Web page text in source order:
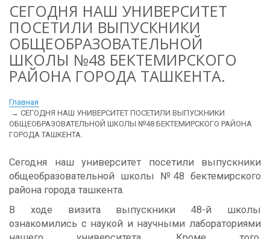
СЕГОДНЯ НАШ УНИВЕРСИТЕТ
ПОСЕТИЛИ ВЫПУСКНИКИ
ОБЩЕОБРАЗОВАТЕЛЬНОЙ
ШКОЛЫ №48 БЕКТЕМИРСКОГО
РАЙОНА ГОРОДА ТАШКЕНТА.
Главная
СЕГОДНЯ НАШ УНИВЕРСИТЕТ ПОСЕТИЛИ ВЫПУСКНИКИ
ОБЩЕОБРАЗОВАТЕЛЬНОЙ ШКОЛЫ №48 БЕКТЕМИРСКОГО РАЙОНА
ГОРОДА ТАШКЕНТА.
Сегодня наш университет посетили выпускники
общеобразовательной школы №48 бектемирского
района города ташкента.
В ходе визита выпускники 48-й школы
ознакомились с наукой и научными лабораториями